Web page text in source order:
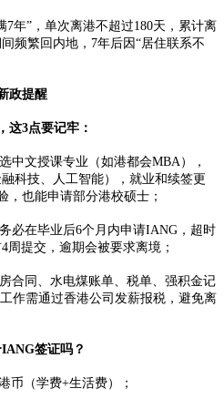
”，单次离港不超过180天，累计离
频繁回内地，7年后因“居住联系不
政提醒
3点要记牢：
文授课专业（如港都会MBA），
科技、人工智能），就业和续签更
，也能申请部分港校硕士；
在毕业后6个月内申请IANG，超时
周提交，逾期会被要求离境；
同、水电煤账单、税单、强积金记
作需通过香港公司发薪报税，避免离
签证吗？
（学费+生活费）；